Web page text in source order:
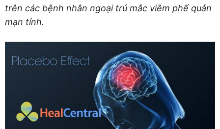
trên các bệnh nhân ngoại trú mắc viêm phế quản
mạn tính.